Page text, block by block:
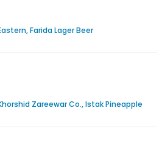
Farida Lager Beer
Zareewar Co., Istak Pineapple